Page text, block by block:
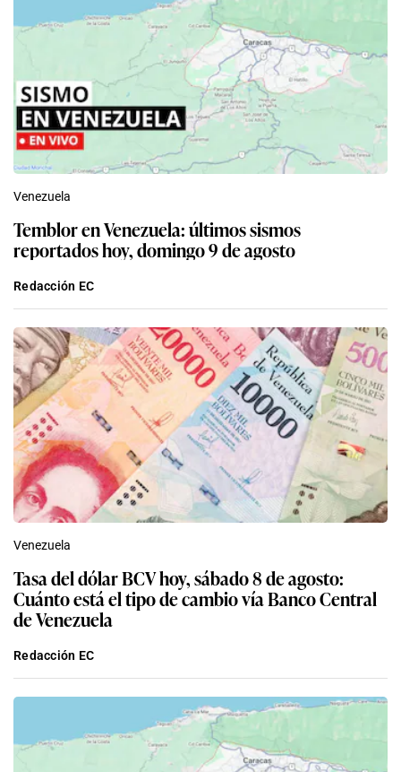
Venezuela
Temblor en Venezuela: últimos sismos
reportados hoy, domingo 9 de agosto
Redacción EC
Venezuela
Tasa del dólar BCV hoy, sábado 8 de agosto:
Cuánto está el tipo de cambio vía Banco Central
de Venezuela
Redacción EC